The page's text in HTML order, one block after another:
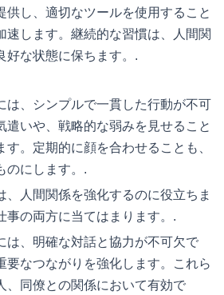
供し、適切なツールを使用すること
速します。継続的な習慣は、人間関
好な状態に保ちます。.
は、シンプルで一貫した行動が不可
遣いや、戦略的な弱みを見せること
す。定期的に顔を合わせることも、
のにします。.
、人間関係を強化するのに役立ちま
事の両方に当てはまります。.
は、明確な対話と協力が不可欠で
要なつながりを強化します。これら
、同僚との関係において有効で